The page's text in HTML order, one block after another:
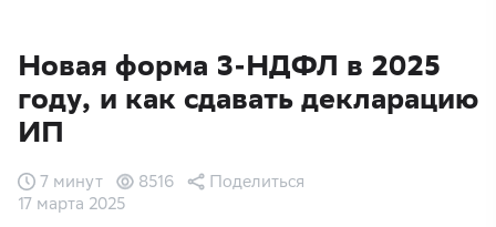
Новая форма 3-НДФЛ в 2025
году, и как сдавать декларацию
ИП
17 марта 2025
7 минут 8516 Поделиться